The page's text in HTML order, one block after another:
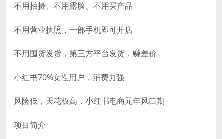
不用拍摄、不用露脸、不用买产品
不用营业执照，一部手机即可开店
不用囤货发货，第三方平台发货，赚差价
小红书70%女性用户，消费力强
风险低，天花板高，小红书电商元年风口期
项目简介